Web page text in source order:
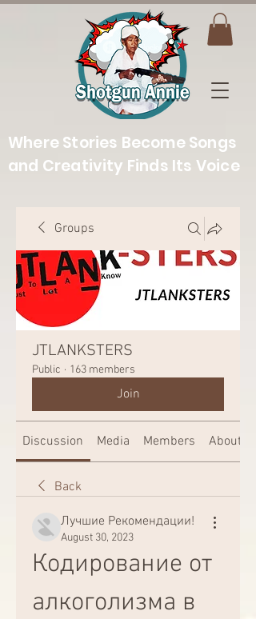
Where Stories Become Songs
and Creativity Finds Its Voice
Groups
JTLANKSTERS
Public · 163 members
Join
Discussion Media Members About
Back
Лучшие Рекомендации!
August 30, 2023
Кодирование от
алкоголизма в